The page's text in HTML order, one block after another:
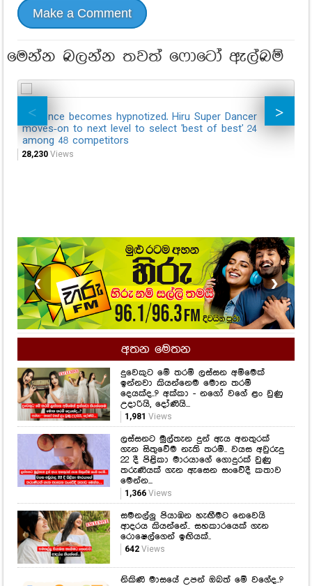
Make a Comment
මෙන්න බලන්න තවත් ෆොටෝ ඇල්බම්
Audience becomes hypnotized. Hiru Super Dancer
moves-on to next level to select 'best of best' 24
among 48 competitors
28,230 Views
❮ ❯
අතන මෙතන
දුවෙකුට මේ තරම් ලස්සන අම්මෙක්
ඉන්නවා කියන්නෙම මොන තරම්
දෙයක්ද..? අක්කා - නගෝ වගේ ළං වුණු
උදාරියි, දෝණියි...
1,981 Views
ලස්සනට මුල්තැන දුන් ඇය අනතුරක්
ගැන සිතුවේම නැති තරම්.. වයස අවුරුදු
22 දී පිළිකා මාරයාගේ ගොදුරක් වුණු
තරුණියක් ගැන ඇසෙන සංවේදී කතාව
මෙන්න...
1,366Views
සමනල්ලු පියාඹන හැඟීමට නෙවෙයි
ආදරය කියන්නේ.. සහකාරයෙක් ගැන
රොෂෙල්ගෙන් ඉඟියක්..
642Views
නිකිණි මාසයේ උපන් ඔබත් මේ වගේද..?